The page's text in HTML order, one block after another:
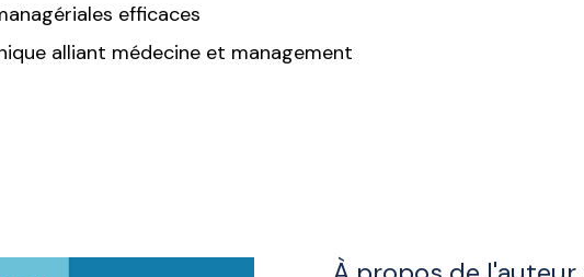
efficaces
alliant médecine et management